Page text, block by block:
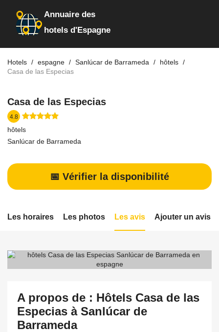
Annuaire des
hotels d'Espagne
Hotels espagne Sanlúcar de Barrameda
hôtels
Casa de las Especias
Casa de las Especias
4.8
hôtels
Sanlúcar de Barrameda
📅 Vérifier la disponibilité
Les horaires Les photos Les avis Ajouter un avis
A propos de : Hôtels Casa de las
Especias à Sanlúcar de
Barrameda